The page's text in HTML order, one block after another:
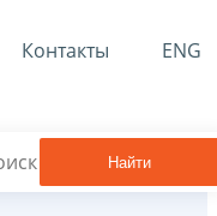
Контакты ENG
Найти